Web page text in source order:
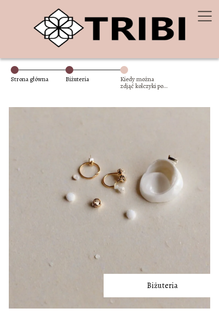
Strona główna Biżuteria
Kiedy można
zdjąć kolczyki po
Biżuteria